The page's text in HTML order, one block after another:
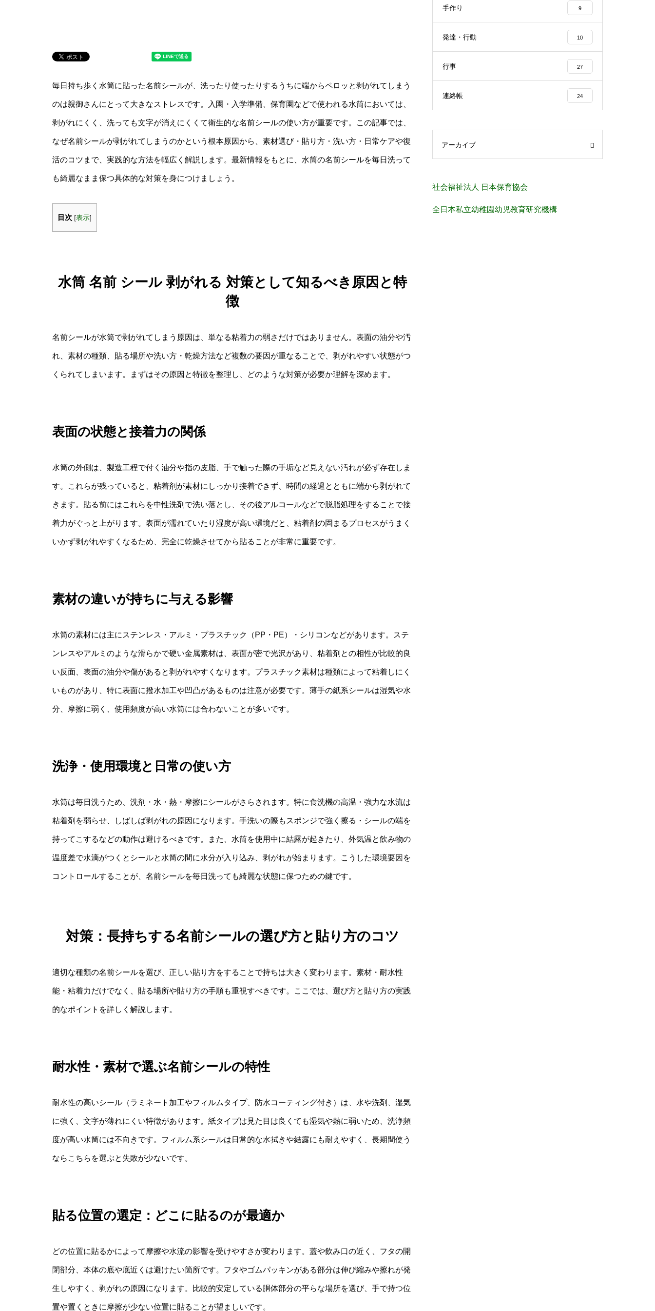
毎日持ち歩く水筒に貼った名前シールが、洗ったり使ったりするうちに端からペロッと剥がれてしまう
のは親御さんにとって大きなストレスです。入園・入学準備、保育園などで使われる水筒においては、
剥がれにくく、洗っても文字が消えにくくて衛生的な名前シールの使い方が重要です。この記事では、
なぜ名前シールが剥がれてしまうのかという根本原因から、素材選び・貼り方・洗い方・日常ケアや復
活のコツまで、実践的な方法を幅広く解説します。最新情報をもとに、水筒の名前シールを毎日洗って
も綺麗なまま保つ具体的な対策を身につけましょう。
目次 [表示]
水筒 名前 シール 剥がれる 対策として知るべき原因と特
徴
名前シールが水筒で剥がれてしまう原因は、単なる粘着力の弱さだけではありません。表面の油分や汚
れ、素材の種類、貼る場所や洗い方・乾燥方法など複数の要因が重なることで、剥がれやすい状態がつ
くられてしまいます。まずはその原因と特徴を整理し、どのような対策が必要か理解を深めます。
表面の状態と接着力の関係
水筒の外側は、製造工程で付く油分や指の皮脂、手で触った際の手垢など見えない汚れが必ず存在しま
す。これらが残っていると、粘着剤が素材にしっかり接着できず、時間の経過とともに端から剥がれて
きます。貼る前にはこれらを中性洗剤で洗い落とし、その後アルコールなどで脱脂処理をすることで接
着力がぐっと上がります。表面が濡れていたり湿度が高い環境だと、粘着剤の固まるプロセスがうまく
いかず剥がれやすくなるため、完全に乾燥させてから貼ることが非常に重要です。
素材の違いが持ちに与える影響
水筒の素材には主にステンレス・アルミ・プラスチック（PP・PE）・シリコンなどがあります。ステ
ンレスやアルミのような滑らかで硬い金属素材は、表面が密で光沢があり、粘着剤との相性が比較的良
い反面、表面の油分や傷があると剥がれやすくなります。プラスチック素材は種類によって粘着しにく
いものがあり、特に表面に撥水加工や凹凸があるものは注意が必要です。薄手の紙系シールは湿気や水
分、摩擦に弱く、使用頻度が高い水筒には合わないことが多いです。
洗浄・使用環境と日常の使い方
水筒は毎日洗うため、洗剤・水・熱・摩擦にシールがさらされます。特に食洗機の高温・強力な水流は
粘着剤を弱らせ、しばしば剥がれの原因になります。手洗いの際もスポンジで強く擦る・シールの端を
持ってこするなどの動作は避けるべきです。また、水筒を使用中に結露が起きたり、外気温と飲み物の
温度差で水滴がつくとシールと水筒の間に水分が入り込み、剥がれが始まります。こうした環境要因を
コントロールすることが、名前シールを毎日洗っても綺麗な状態に保つための鍵です。
対策：長持ちする名前シールの選び方と貼り方のコツ
適切な種類の名前シールを選び、正しい貼り方をすることで持ちは大きく変わります。素材・耐水性
能・粘着力だけでなく、貼る場所や貼り方の手順も重視すべきです。ここでは、選び方と貼り方の実践
的なポイントを詳しく解説します。
耐水性・素材で選ぶ名前シールの特性
耐水性の高いシール（ラミネート加工やフィルムタイプ、防水コーティング付き）は、水や洗剤、湿気
に強く、文字が薄れにくい特徴があります。紙タイプは見た目は良くても湿気や熱に弱いため、洗浄頻
度が高い水筒には不向きです。フィルム系シールは日常的な水拭きや結露にも耐えやすく、長期間使う
ならこちらを選ぶと失敗が少ないです。
貼る位置の選定：どこに貼るのが最適か
どの位置に貼るかによって摩擦や水流の影響を受けやすさが変わります。蓋や飲み口の近く、フタの開
閉部分、本体の底や底近くは避けたい箇所です。フタやゴムパッキンがある部分は伸び縮みや擦れが発
生しやすく、剥がれの原因になります。比較的安定している胴体部分の平らな場所を選び、手で持つ位
置や置くときに摩擦が少ない位置に貼ることが望ましいです。
手作り 9
発達・行動 10
行事 27
連絡帳 24
アーカイブ
社会福祉法人 日本保育協会
全日本私立幼稚園幼児教育研究機構